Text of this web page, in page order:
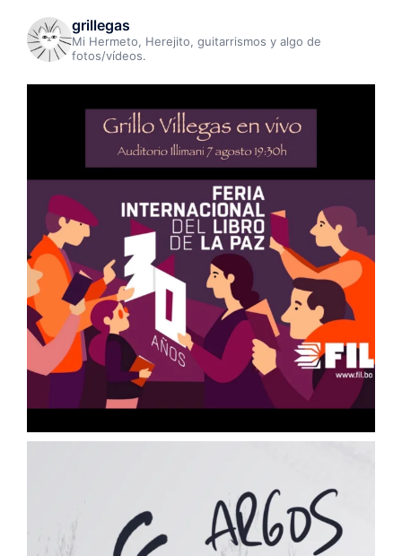
grillegas
Mi Hermeto, Herejito, guitarrismos y algo de
fotos/vídeos.